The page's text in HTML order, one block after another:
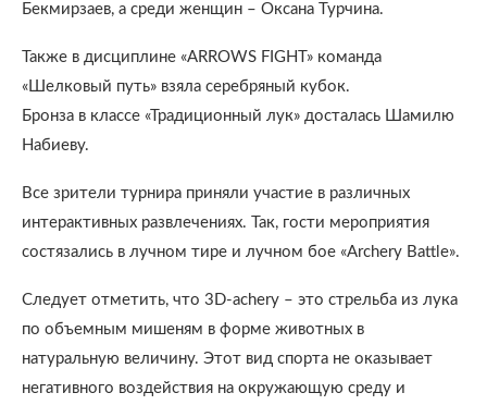
Бекмирзаев, а среди женщин – Оксана Турчина.
Также в дисциплине «ARROWS FIGHT» команда
«Шелковый путь» взяла серебряный кубок.
Бронза в классе «Традиционный лук» досталась Шамилю
Набиеву.
Все зрители турнира приняли участие в различных
интерактивных развлечениях. Так, гости мероприятия
состязались в лучном тире и лучном бое «Archery Battle».
Следует отметить, что 3D-achery – это стрельба из лука
по объемным мишеням в форме животных в
натуральную величину. Этот вид спорта не оказывает
негативного воздействия на окружающую среду и